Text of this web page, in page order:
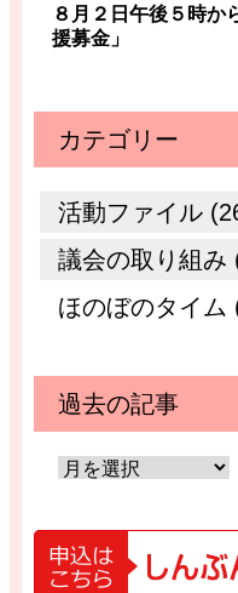
８月２日午後５時か
援募金」
カテゴリー
活動ファイル
議会の取り組み
ほのぼのタイム
過去の記事